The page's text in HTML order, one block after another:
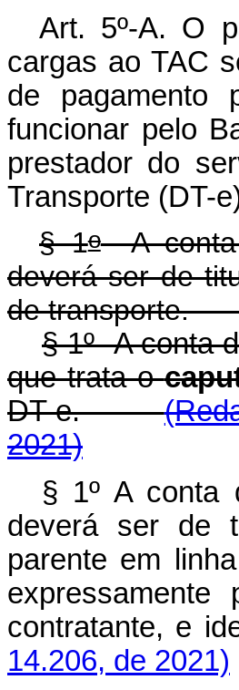
Art. 5º-A. O
cargas ao TAC
de pagamento
funcionar pelo
prestador do
Transporte (DT-
§ 1oA conta
deverá ser de
de
§ 1º A conta
que trata o
DT-e.
2021)
§ 1º A conta
deverá ser de
parente em
contratante, e
14.206, de 2021)